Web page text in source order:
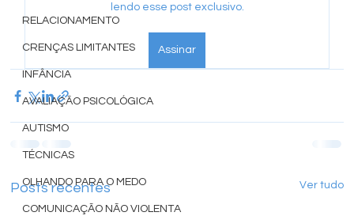
RELACIONAMENTO
CRENÇAS LIMITANTES
INFÂNCIA
AVALIAÇÃO PSICOLÓGICA
AUTISMO
TÉCNICAS
OLHANDO PARA O MEDO
COMUNICAÇÃO NÃO VIOLENTA
lendo esse post exclusivo.
Assinar
Posts recentes Ver tudo